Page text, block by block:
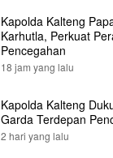
Kapolda Kalteng
Karhutla, Perkuat
Pencegahan
18 jam yang lalu
Kapolda Kalteng
Garda Terdepan
2 hari yang lalu